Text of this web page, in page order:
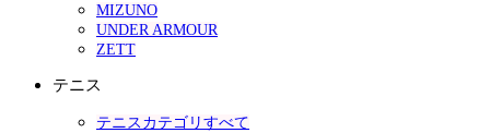
MIZUNO
UNDER ARMOUR
ZETT
テニス
テニスカテゴリすべて